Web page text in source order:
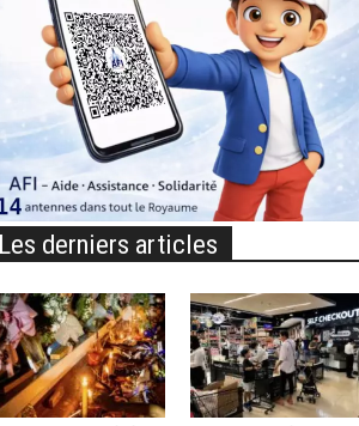
derniers articles